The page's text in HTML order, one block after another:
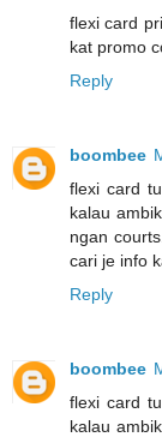
flexi card
kat promo
Reply
boombee
flexi card
kalau
ngan
cari je info
Reply
boombee
flexi card
kalau